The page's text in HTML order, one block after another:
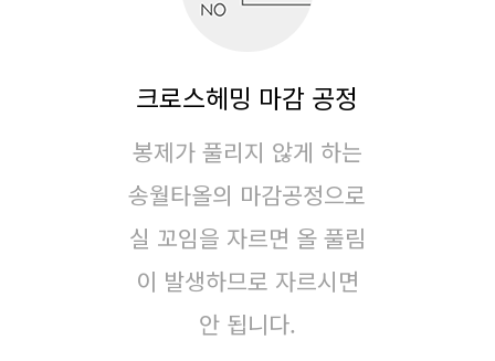
크로스헤밍 마감 공정
봉제가 풀리지 않게 하는
송월타올의 마감공정으로
실 꼬임을 자르면 올 풀림
이 발생하므로 자르시면
안 됩니다.